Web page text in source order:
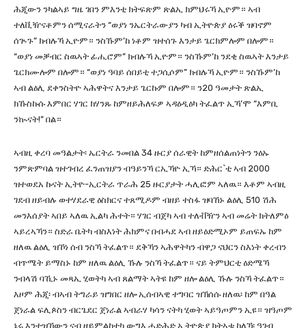
ሕጂውን ንካልኣይ ግዜ ገበን ምእንቲ ክትፍጽም ጽልኢ ክምህሩኻ ኢዮም። ኣብ
ተለቪዥናቶምን ሰሚናራትን “ወያነ ንኤርትራውያን ካብ ኢትዮጵያ ዕሩቕ ዝባኖም
ሰጒጉ” ክብሉኻ ኢዮም። ንስኹም’ከ ነቶም ዝተሰጉ እንታይ ጌርክምሎም በሎም።
“ወያነ መቓብር ስዉኣት ፊሒሮም” ክብሉኻ ኢዮም። ንስኹም’ከ ንደቂ ስዉኣት እንታይ
ጌርክሙሎም በሎም። “ወያነ ዓባይ ሰበይቲ ተጋሲሶም” ክብሉኻ ኢዮም። ንስኹም’ከ
ኣብ ልዕሊ ደቀንስትዮ ኣሕዋትና እንታይ ጌርኩም በሎም። ን20 ዓመታት ጽልኢ
ክኹስኩሱ እምበር ሃገር ክሃንጹ ከምዘይሕለፍዎ ኣዳዕዲዕካ ትፈልጥ ኢኻ’ሞ “እምቢ
ንኲናት!” በል።
ኣብዚ ቀረባ መዓልታት፡ ኤርትራ ንመበል 34 ዙርያ ሰራዊት ከምዘሰልጠነትን ንዕኡ
ንምጽምባል ዝተገብረ ፈንጠዝያን ብዓይንኻ ርኢኻዮ ኢኻ። ድሕር`ቲ ኣብ 2000
ዝተወደአ ኩናት ኢትዮ-ኢርትራ ጥራሕ 25 ዙርያታት ሓሊፎም ኣለዉ። እቶም ኣብዚ
ገደብ ዘይብሉ ወተሃደራዊ ዕስክርና ተጸሚዶም ብዘይ ተስፋ ዝባኸኑ ልዕሊ 510 ሽሕ
መንእሰያት ኣበይ ኣለዉ ኢልካ ሕተት። ሃገር ብጀካ ኣብ ተለቭዥን ኣብ መሬት ክትለምዕ
ኣይረኣኻን። ስድራ ቤትካ ብስእነት ሕክምና በብሓደ ኣብ ዘይዕድሚኦም ይጠፍኡ ከም
ዘለዉ ልዕሊ ዝኾነ ሰብ ንስኻ ትፈልጥ። ደቅኻን ኣሕዋትካን ብዋጋ ናህርን ስእነት ቀረብን
ብጥሜት ይማስኑ ከም ዘለዉ ልዕሊ ኹሉ ንስኻ ትፈልጥ። ናይ ትምህርቲ ዕድሜኻ
ንብላሽ ባኺኑ መጻኢ ሂወትካ ኣብ ጸልማት ኣትዩ ከም ዘሎ ልዕሊ ኹሉ ንስኻ ትፈልጥ።
እዞም ሕጂ፡ ብኣብ ትግራይ ዝግበር ዘሎ ኢሰብኣዊ ተግባር ዝኽሰሱ ዘለዉ፡ ከም በዓል
ጀነራል ፍሊጶስን ብርጌደር ጀነራል ኣብራሃ ካሳን ናትካ ሂወት ኣይዓጦምን ኢዩ። ዝዓጦም
ኔሩ እንተዝኸውን ናብ ዘይምልከተካ ውግእ ሓድሕድ ኢትዮጵያ ክትኣቱ ከለኻ፡ ዓገብ